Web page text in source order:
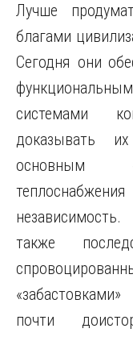
Лучше
благами
Сегодня они
системами
доказывать
основным
также
почти